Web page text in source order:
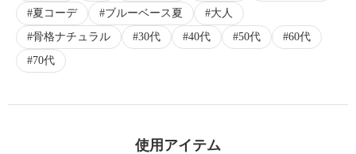
夏コーデ
ブルーベース夏
大人
骨格ナチュラル
30代 40代 50代
60代
70代
使用アイテム